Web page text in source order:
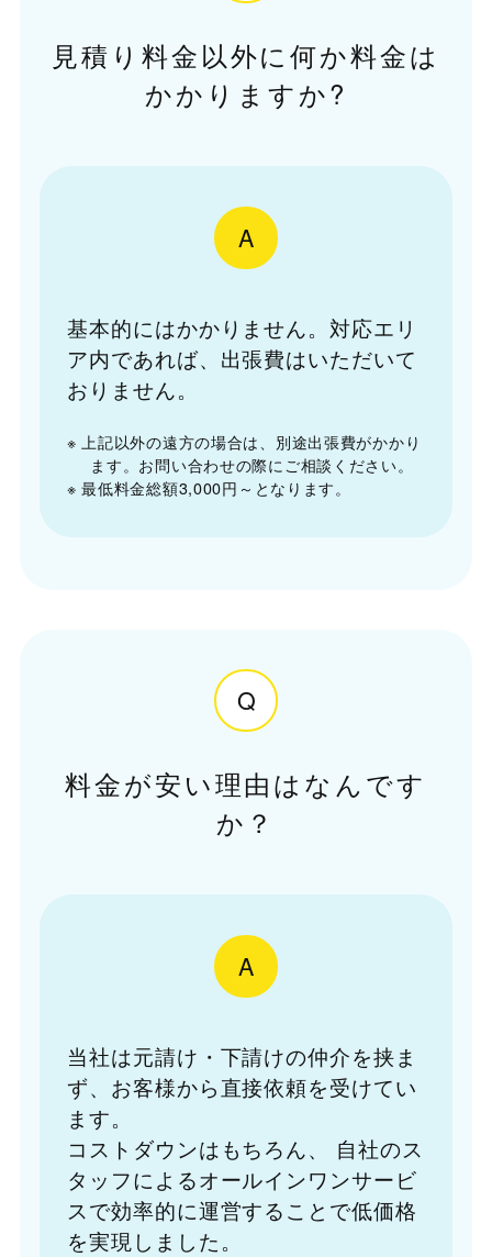
見積り料金以外に何か料金は
かかりますか?
A
基本的にはかかりません。対応エリ
ア内であれば、出張費はいただいて
おりません。
※ 上記以外の遠方の場合は、別途出張費がかかり
ます。お問い合わせの際にご相談ください。
※ 最低料金総額3,000円～となります。
Q
料金が安い理由はなんです
か？
A
当社は元請け・下請けの仲介を挟ま
ず、お客様から直接依頼を受けてい
ます。
コストダウンはもちろん、
自社のス
タッフによるオールインワンサービ
スで効率的に運営することで低価格
を実現しました。